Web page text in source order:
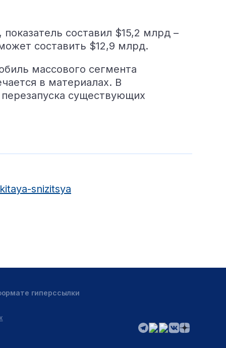
составил $15,2 млрд –
составить $12,9 млрд.
массового сегмента
в материалах. В
существующих
snizitsya
гиперссылки